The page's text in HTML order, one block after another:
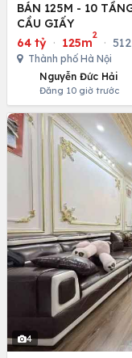
BÁN 125M - 10
CẦU GIẤY
64 tỷ · 125m
2
·
Thành phố Hà Nội
Nguyễn Đức Hải
Đăng 10 giờ trước
4